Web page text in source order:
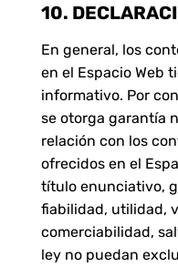
10.
En general, los
en el Espacio Web
informativo. Por
se otorga garantía
relación con los
ofrecidos en el
título enunciativo,
fiabilidad, utilidad,
comerciabilidad,
ley no puedan